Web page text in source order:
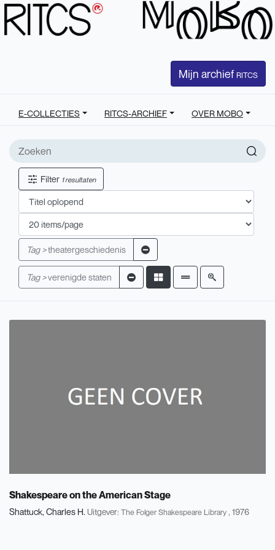
Mijn archief RITCS
E-COLLECTIES RITCS-ARCHIEF OVER MOBO
Filter 1 resultaten
Tag >theatergeschiedenis
Tag >verenigde staten
Shakespeare on the American Stage
Shattuck, Charles H. Uitgever: The Folger Shakespeare Library , 1976